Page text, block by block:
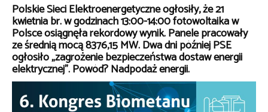
Polskie Sieci Elektroenergetyczne ogłosiły, że 21
kwietnia br. w godzinach 13:00-14:00 fotowoltaika w
Polsce osiągnęła rekordowy wynik. Panele pracowały
ze średnią mocą 8376,15 MW. Dwa dni później PSE
ogłosiło „zagrożenie bezpieczeństwa dostaw energii
elektrycznej”. Powód? Nadpodaż energii.